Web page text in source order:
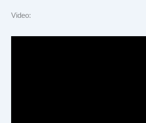
Video: